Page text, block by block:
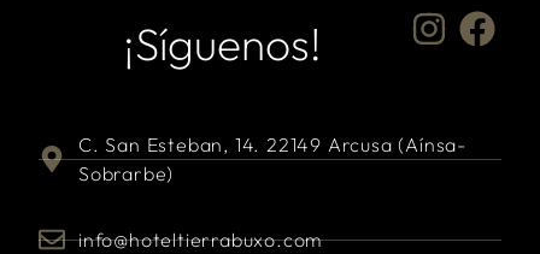
¡Síguenos!
C. San Esteban, 14. 22149 Arcusa (Aínsa-
Sobrarbe)
info@hoteltierrabuxo.com